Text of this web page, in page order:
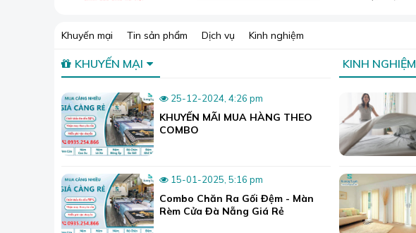
Khuyến mại Tin sản phẩm Dịch vụ Kinh nghiệm
KHUYẾN MẠI
25-12-2024, 4:26 pm
KHUYẾN MÃI MUA HÀNG THEO
COMBO
15-01-2025, 5:16 pm
Combo Chăn Ra Gối Đệm - Màn
Rèm Cửa Đà Nẵng Giá Rẻ
KINH NGHIỆM